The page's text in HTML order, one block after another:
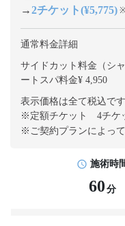
→2チケット(¥5,775)
通常料金詳細
サイドカット料金（シ
ートスパ料金¥ 4,950
表示価格は全て税込です
※定額チケット 4チケ
※ご契約プランによっ
施術時
60 分